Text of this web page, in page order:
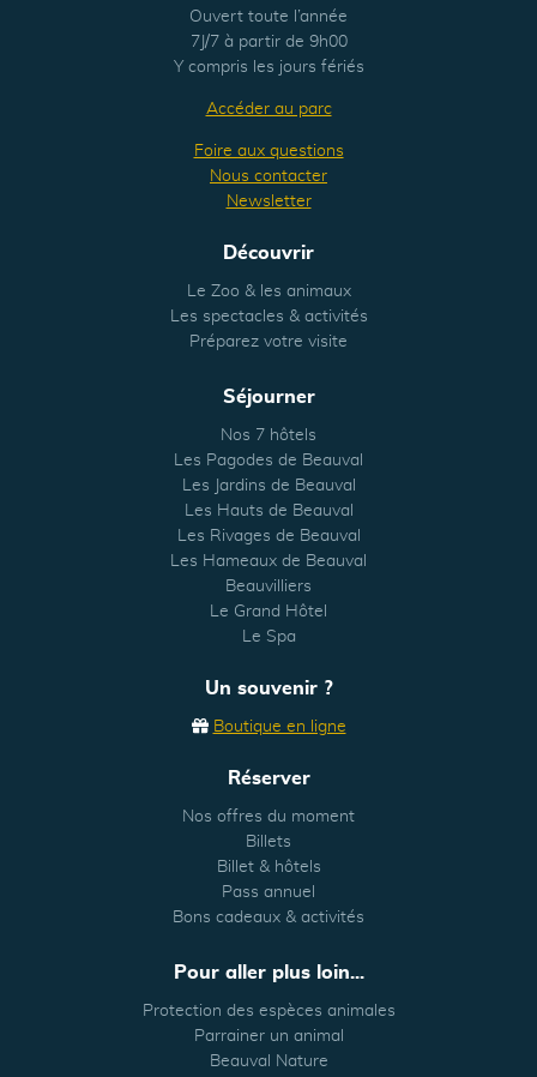
Ouvert toute l’année
7J/7 à partir de 9h00
Y compris les jours fériés
Accéder au parc
Foire aux questions
Nous contacter
Newsletter
Découvrir
Le Zoo & les animaux
Les spectacles & activités
Préparez votre visite
Séjourner
Nos 7 hôtels
Les Pagodes de Beauval
Les Jardins de Beauval
Les Hauts de Beauval
Les Rivages de Beauval
Les Hameaux de Beauval
Beauvilliers
Le Grand Hôtel
Le Spa
Un souvenir ?
Boutique en ligne
Réserver
Nos offres du moment
Billets
Billet & hôtels
Pass annuel
Bons cadeaux & activités
Pour aller plus loin...
Protection des espèces animales
Parrainer un animal
Beauval Nature